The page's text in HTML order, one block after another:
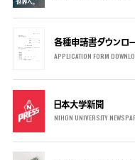
各種申請書ダウンロ
APPLICATION FORM
日本大学新聞
NIHON UNIVERSITY